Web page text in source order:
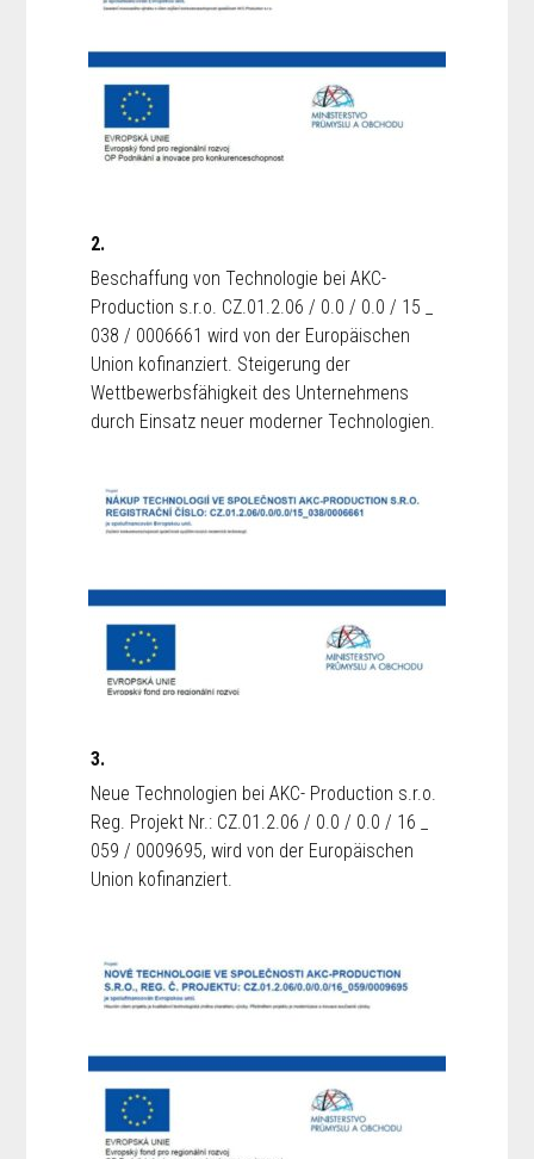
2.
Beschaffung von Technologie bei AKC-
Production s.r.o. CZ.01.2.06 / 0.0 / 0.0 / 15 _
038 / 0006661 wird von der Europäischen
Union kofinanziert. Steigerung der
Wettbewerbsfähigkeit des Unternehmens
durch Einsatz neuer moderner Technologien.
3.
Neue Technologien bei AKC- Production s.r.o.
Reg. Projekt Nr.: CZ.01.2.06 / 0.0 / 0.0 / 16 _
059 / 0009695, wird von der Europäischen
Union kofinanziert.